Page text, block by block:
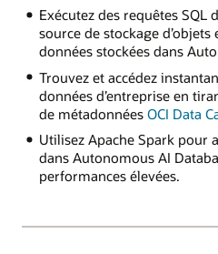
Exécutez des requêtes
source de stockage
données stockées dans
Trouvez et accédez
données d’entreprise en
de métadonnées OCI Data
Utilisez Apache Spark pour
dans Autonomous AI
performances élevées.